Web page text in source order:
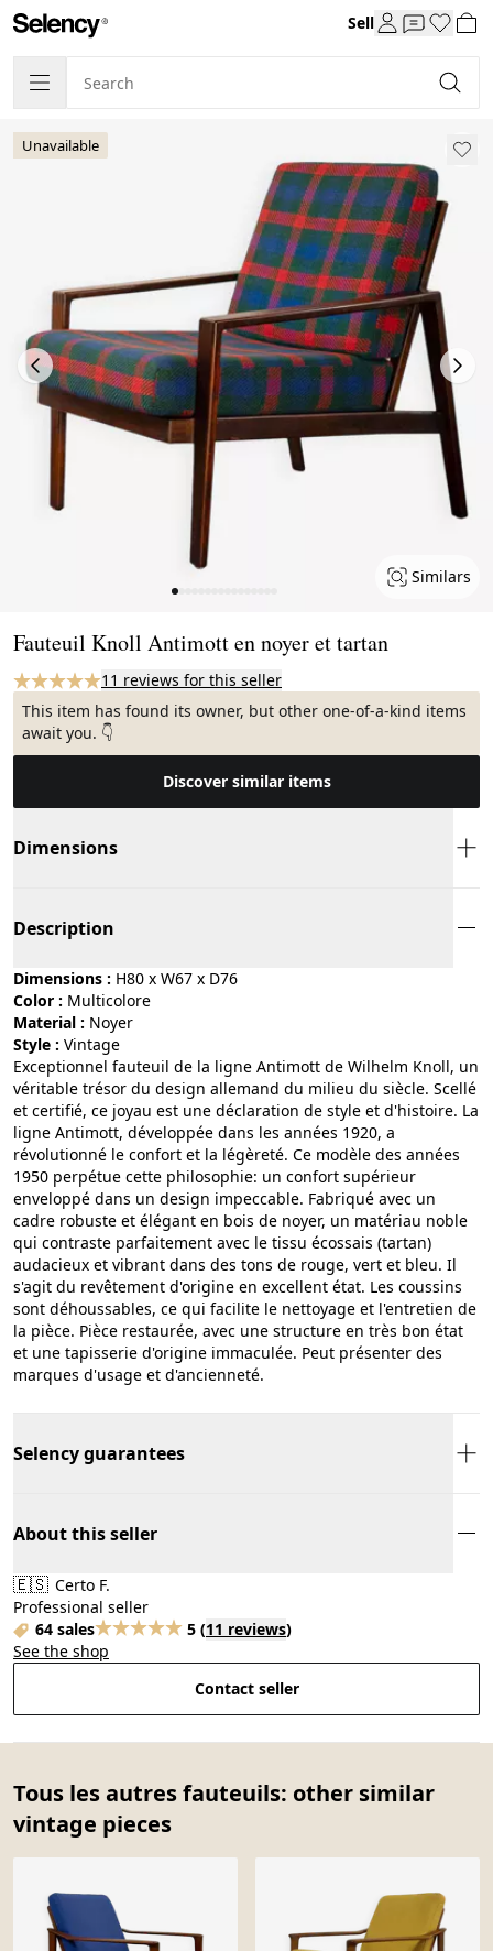
Sell
Unavailable
Similars
Fauteuil Knoll Antimott en noyer et tartan
11 reviews for this seller
This item has found its owner, but other one-of-a-kind items
await you. 👇
Discover similar items
Dimensions
Description
Dimensions : H80 x W67 x D76
Color :
multicolore
Material :
noyer
Style :
vintage
Exceptionnel fauteuil de la ligne Antimott de Wilhelm Knoll, un
véritable trésor du design allemand du milieu du siècle. Scellé
et certifié, ce joyau est une déclaration de style et d'histoire. La
ligne Antimott, développée dans les années 1920, a
révolutionné le confort et la légèreté. Ce modèle des années
1950 perpétue cette philosophie: un confort supérieur
enveloppé dans un design impeccable. Fabriqué avec un
cadre robuste et élégant en bois de noyer, un matériau noble
qui contraste parfaitement avec le tissu écossais (tartan)
audacieux et vibrant dans des tons de rouge, vert et bleu. Il
s'agit du revêtement d'origine en excellent état. Les coussins
sont déhoussables, ce qui facilite le nettoyage et l'entretien de
la pièce. Pièce restaurée, avec une structure en très bon état
et une tapisserie d'origine immaculée. Peut présenter des
marques d'usage et d'ancienneté.
Selency guarantees
About this seller
🇪🇸 Certo F.
Professional seller
64 sales
5 (11 reviews)
See the shop
Contact seller
Tous les autres fauteuils: other similar
vintage pieces